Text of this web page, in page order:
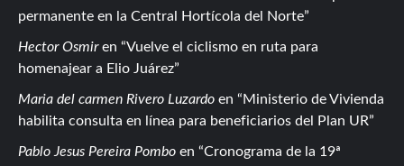
permanente en la Central Hortícola del Norte
Hector Osmiren
Vuelve el ciclismo en ruta para
homenajear a Elio Juárez
Maria del carmen Rivero Luzardo en
Ministerio de Vivienda
habilita consulta en línea para beneficiarios del Plan UR
Pablo Jesus Pereira Pombo en
Cronograma de la 19ª